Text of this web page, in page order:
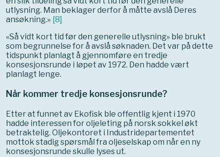
utlysning. Man beklager derfor å måtte avslå Deres
ansøkning.» [8]
«Så vidt kort tid før den generelle utlysning» ble brukt
som begrunnelse for å avslå søknaden. Det var på dette
tidspunkt planlagt å gjennomføre en tredje
konsesjonsrunde i løpet av 1972. Den hadde vært
planlagt lenge.
Når kommer tredje konsesjonsrunde?
Etter at funnet av Ekofisk ble offentlig kjent i 1970
hadde interessen for oljeleting på norsk sokkel økt
betraktelig. Oljekontoret i Industridepartementet
mottok stadig spørsmål fra oljeselskap om når en ny
konsesjonsrunde skulle lyses ut.